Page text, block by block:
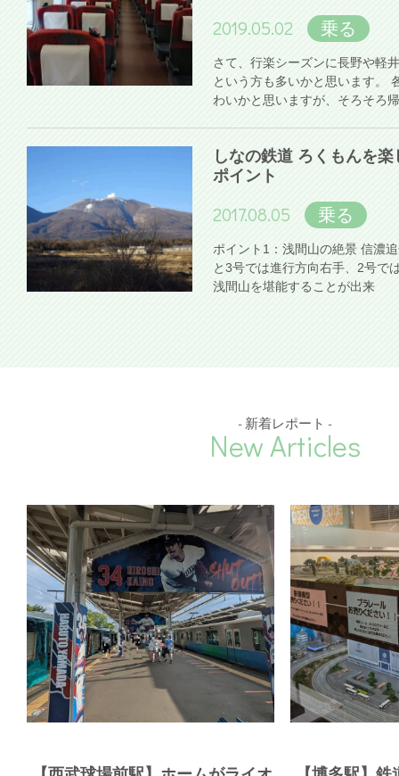
2019.05.02 乗る
さて、行楽シーズンに長野や軽
という方も多いかと思います。
わいかと思いますが、そろそろ
しなの鉄道 ろくもんを
ポイント
2017.08.05 乗る
ポイント1：浅間山の絶景 信濃
と3号では進行方向右手、2号で
浅間山を堪能することが出来
- 新着レポート -
New Articles